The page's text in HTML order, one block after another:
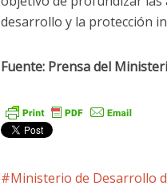
desarrollo y la protección
Fuente: Prensa del
Ministerio de Desarrollo